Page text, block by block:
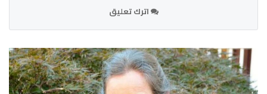
اترك تعليق